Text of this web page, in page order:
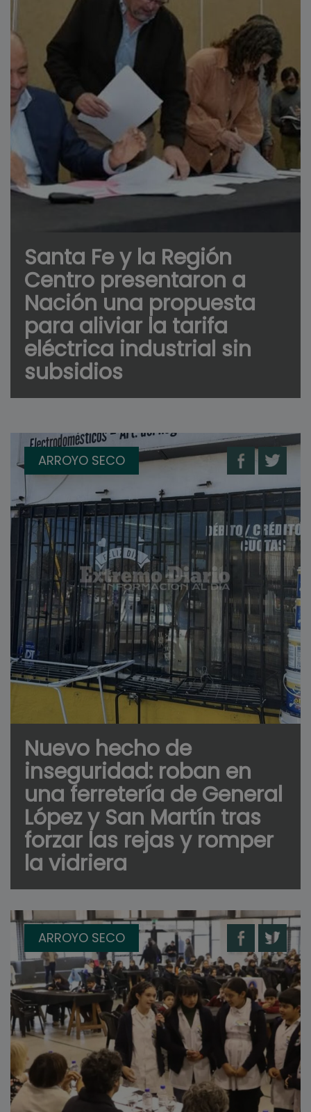
Santa Fe y la Región
Centro presentaron a
Nación una propuesta
para aliviar la tarifa
eléctrica industrial sin
subsidios
ARROYO SECO
Nuevo hecho de
inseguridad: roban en
una ferretería de General
López y San Martín tras
forzar las rejas y romper
la vidriera
ARROYO SECO